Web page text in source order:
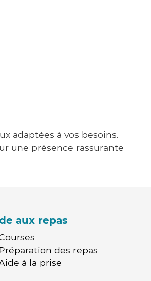
adaptées à vos besoins.
une présence rassurante
aux repas
Préparation des repas
à la prise